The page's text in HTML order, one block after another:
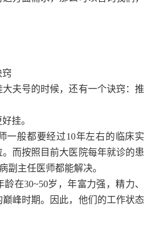
窍
夫号的时候，还有一个诀窍：推
挂。
一般都要经过10年左右的临床实
而按照目前大医院每年就诊的患
副主任医师都能解决。
在30~50岁，年富力强，精力、
峰时期。因此，他们的工作状态